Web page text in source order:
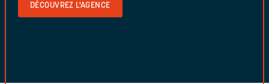
DÉCOUVREZ L'AGENCE